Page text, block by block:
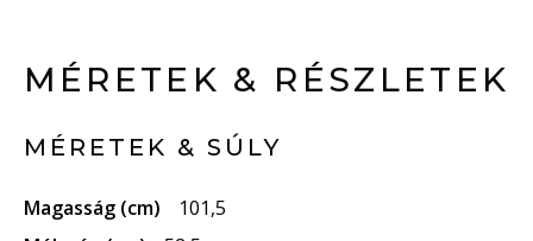
MÉRETEK & RÉSZLETEK
MÉRETEK & SÚLY
Magasság (cm)
101,5